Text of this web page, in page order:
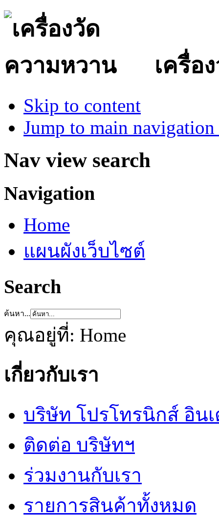
เครื่อ
Skip to content
Jump to main
Nav view search
Navigation
Home
แผนผังเว็บไซต์
Search
ค้นหา...
คุณอยู่ที่: Home
เกี่ยวกับเรา
บริษัท โปรโทรนิกส์ อิน
ติดต่อ บริษัทฯ
ร่วมงานกับเรา
รายการสินค้าทั้งหมด